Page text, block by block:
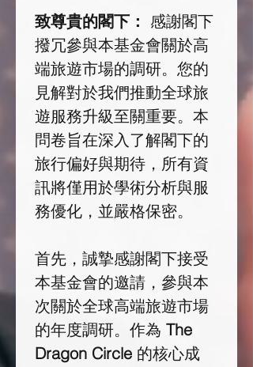
致尊貴的閣下： 感謝閣下
撥冗參與本基金會關於高
端旅遊市場的調研。您的
見解對於我們推動全球旅
遊服務升級至關重要。本
問卷旨在深入了解閣下的
旅行偏好與期待，所有資
訊將僅用於學術分析與服
務優化，並嚴格保密。
首先，誠摯感謝閣下接受
本基金會的邀請，參與本
次關於全球高端旅遊市場
的年度調研。作為 The
Dragon Circle 的核心成